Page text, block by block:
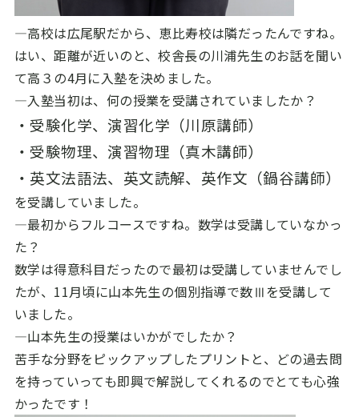
―高校は広尾駅だから、恵比寿校は隣だったんですね。
はい、距離が近いのと、校舎長の川浦先生のお話を聞い
て高３の4月に入塾を決めました。
―入塾当初は、何の授業を受講されていましたか？
・受験化学、演習化学（川原講師）
・受験物理、演習物理（真木講師）
・英文法語法、英文読解、英作文（鍋谷講師）
を受講していました。
―最初からフルコースですね。数学は受講していなかっ
た？
数学は得意科目だったので最初は受講していませんでし
たが、11月頃に山本先生の個別指導で数Ⅲを受講して
いました。
―山本先生の授業はいかがでしたか？
苦手な分野をピックアップしたプリントと、どの過去問
を持っていっても即興で解説してくれるのでとても心強
かったです！